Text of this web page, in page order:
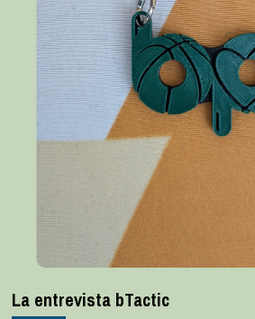
La entrevista bTactic